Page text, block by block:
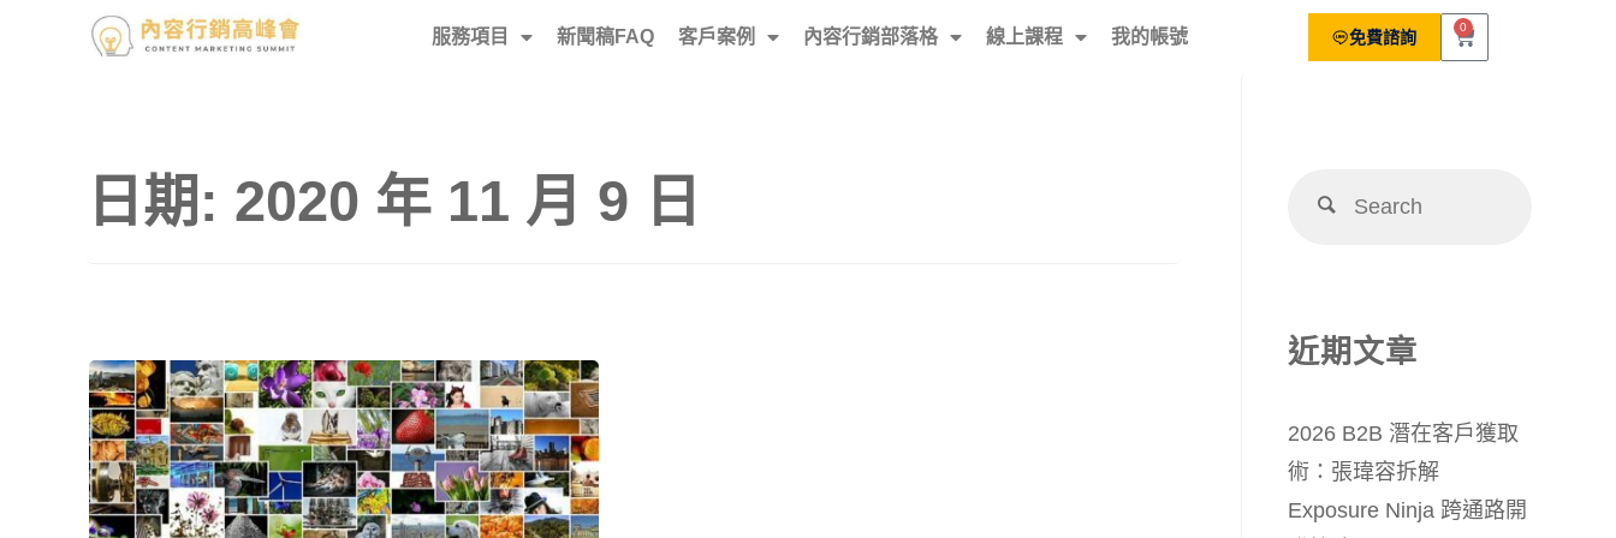
服務項目 新聞稿FAQ 客戶案例 內容行銷部落格 線上課程 我的帳號 免費諮詢
0
日期: 2020 年 11 月 9 日
近期文章
2026 B2B 潛在客戶獲取
術：張瑋容拆解
Exposure Ninja 跨通路開